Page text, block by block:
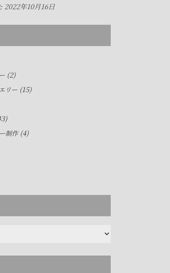
2022年10月16日
(2)
リー (15)
制作(4)